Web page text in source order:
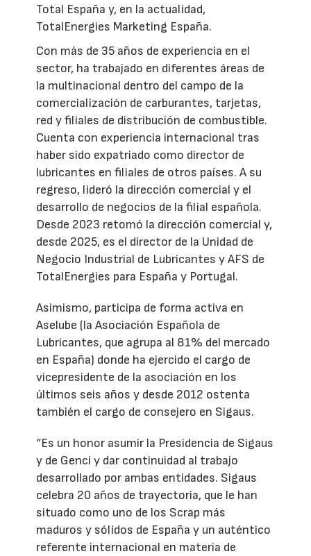
Total España y, en la actualidad,
TotalEnergies Marketing España.
Con más de 35 años de experiencia en el
sector, ha trabajado en diferentes áreas de
la multinacional dentro del campo de la
comercialización de carburantes, tarjetas,
red y filiales de distribución de combustible.
Cuenta con experiencia internacional tras
haber sido expatriado como director de
lubricantes en filiales de otros países. A su
regreso, lideró la dirección comercial y el
desarrollo de negocios de la filial española.
Desde 2023 retomó la dirección comercial y,
desde 2025, es el director de la Unidad de
Negocio Industrial de Lubricantes y AFS de
TotalEnergies para España y Portugal.
Asimismo, participa de forma activa en
Aselube (la Asociación Española de
Lubricantes, que agrupa al 81% del mercado
en España) donde ha ejercido el cargo de
vicepresidente de la asociación en los
últimos seis años y desde 2012 ostenta
también el cargo de consejero en Sigaus.
“Es un honor asumir la Presidencia de Sigaus
y de Genci y dar continuidad al trabajo
desarrollado por ambas entidades. Sigaus
celebra 20 años de trayectoria, que le han
situado como uno de los Scrap más
maduros y sólidos de España y un auténtico
referente internacional en materia de